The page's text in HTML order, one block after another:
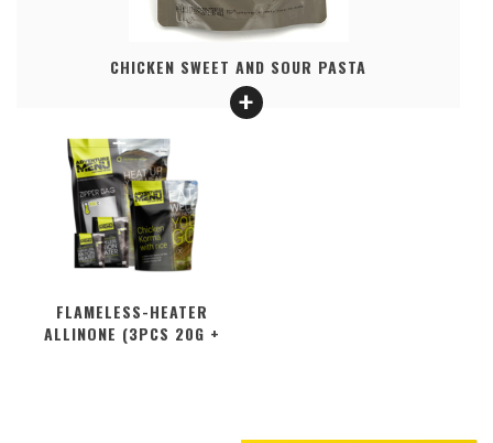
CHICKEN SWEET AND SOUR PASTA
FLAMELESS-HEATER
ALLINONE (3PCS 20G +